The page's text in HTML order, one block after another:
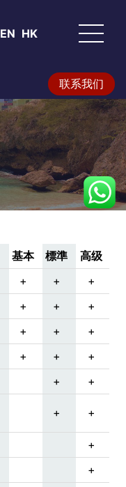
联系我们
EN HK
基本 標準
高级
+ +
+
+ +
+
+ +
+
+ +
+
+
+
+ +
+
+